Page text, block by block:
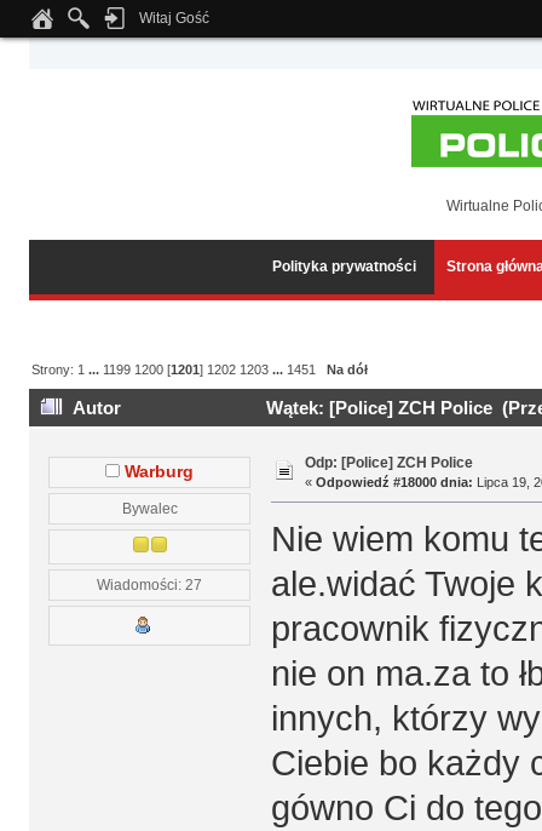
Notice: Undefined index: tapatalk_body_hook in
Witaj Gość
Wirtualne
Polityka prywatności Strona
Strony: 1 ... 1199 1200 [1201] 1202 1203 ... 1451 Na dół
Autor Wątek: [Police] ZCH Police
Warburg
Bywalec
Wiadomości: 27
Odp: [Police] ZCH Police
« Odpowiedź #18000 dnia: Lipca 19,
Nie wiem komu
ale.widać Twoje
pracownik
nie on ma.za to
innych, którzy
Ciebie bo każdy
gówno Ci do